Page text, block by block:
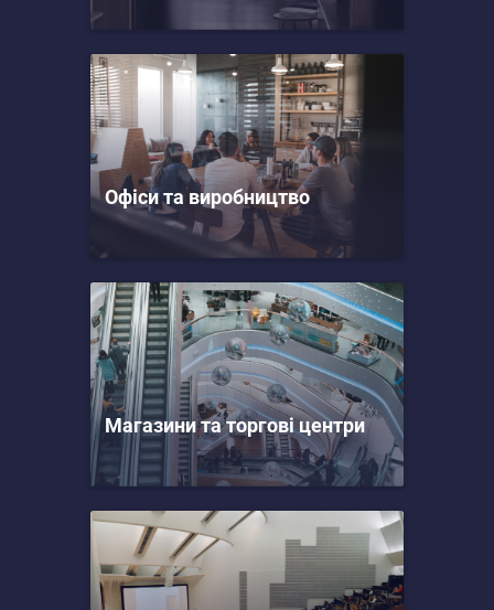
Офіси та виробництво
Магазини та торгові центри